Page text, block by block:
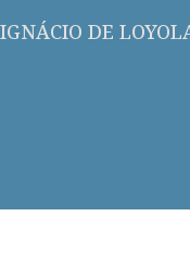
IGNÁCIO DE